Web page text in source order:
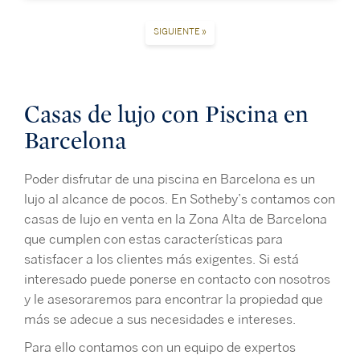
SIGUIENTE »
Casas de lujo con Piscina en
Barcelona
Poder disfrutar de una piscina en Barcelona es un
lujo al alcance de pocos. En Sotheby’s contamos con
casas de lujo en venta en la Zona Alta de Barcelona
que cumplen con estas características para
satisfacer a los clientes más exigentes. Si está
interesado puede ponerse en contacto con nosotros
y le asesoraremos para encontrar la propiedad que
más se adecue a sus necesidades e intereses.
Para ello contamos con un equipo de expertos